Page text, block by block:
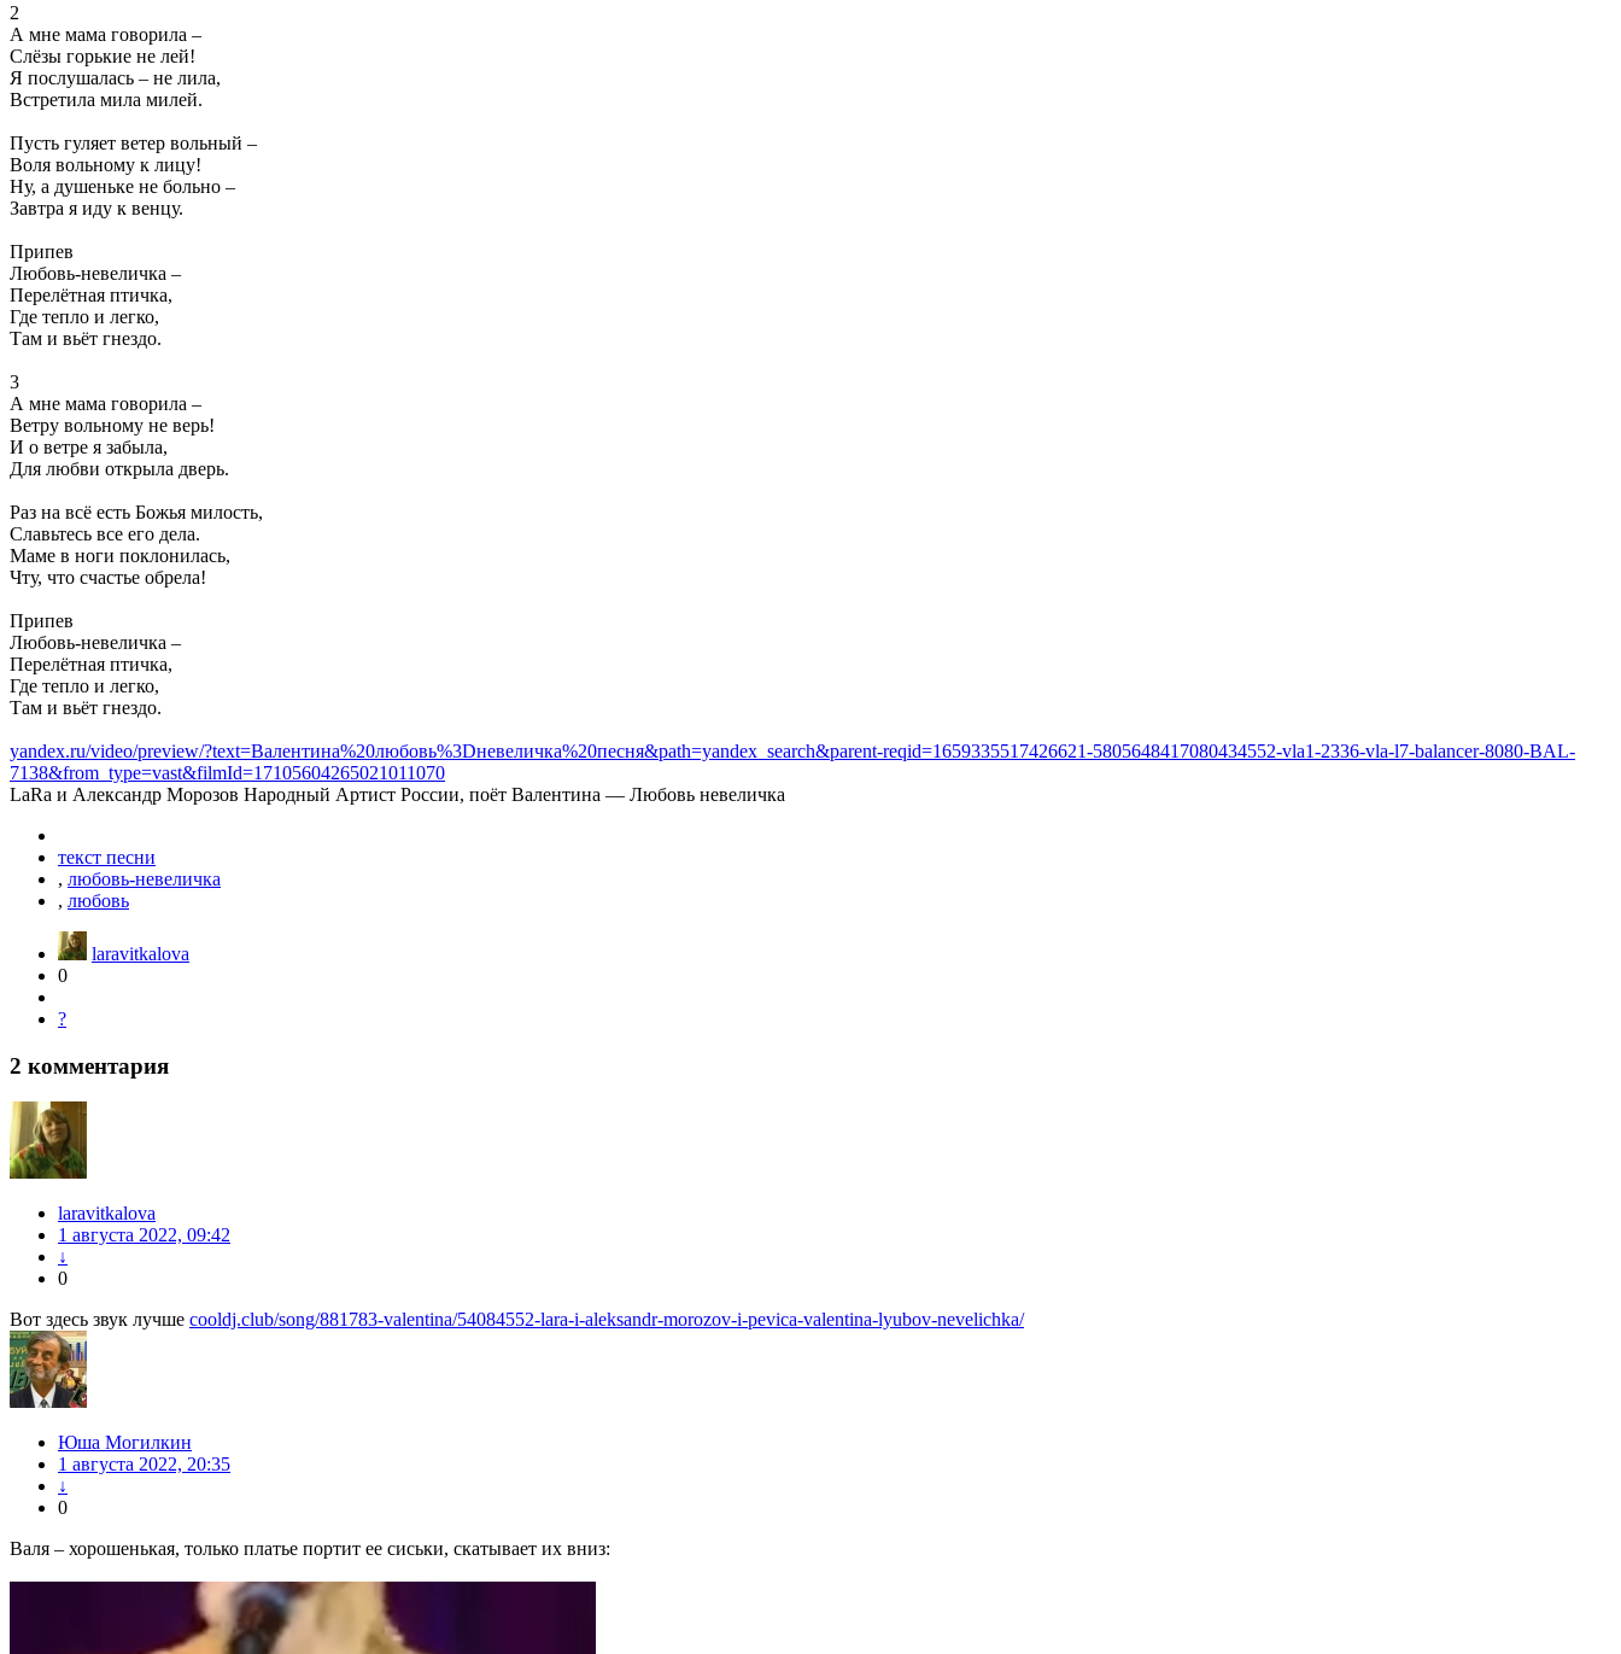
2
А мне мама говорила –
Слёзы горькие не лей!
Я послушалась – не лила,
Встретила мила милей.
Пусть гуляет ветер вольный –
Воля вольному к лицу!
Ну, а душеньке не больно –
Завтра я иду к венцу.
Припев
Любовь-невеличка –
Перелётная птичка,
Где тепло и легко,
Там и вьёт гнездо.
3
А мне мама говорила –
Ветру вольному не верь!
И о ветре я забыла,
Для любви открыла дверь.
Раз на всё есть Божья милость,
Славьтесь все его дела.
Маме в ноги поклонилась,
Чту, что счастье обрела!
Припев
Любовь-невеличка –
Перелётная птичка,
Где тепло и легко,
Там и вьёт гнездо.
yandex.ru/video/preview/?text=Валентина%20любовь%3Dневеличка%20песня&path=yandex_search&parent-reqid=1659335517426621-5805648417080434552-vla1-2336-vla-l7-balancer-8080-BAL-
7138&from_type=vast&filmId=17105604265021011070
LaRa и Александр Морозов Народный Артист России, поёт Валентина — Любовь невеличка
текст песни
, любовь-невеличка
, любовь
laravitkalova
0
?
2 комментария
laravitkalova
1 августа 2022, 09:42
↓
0
Вот здесь звук лучше cooldj.club/song/881783-valentina/54084552-lara-i-aleksandr-morozov-i-pevica-valentina-lyubov-nevelichka/
Юша Могилкин
1 августа 2022, 20:35
↓
0
Валя – хорошенькая, только платье портит ее сиськи, скатывает их вниз: